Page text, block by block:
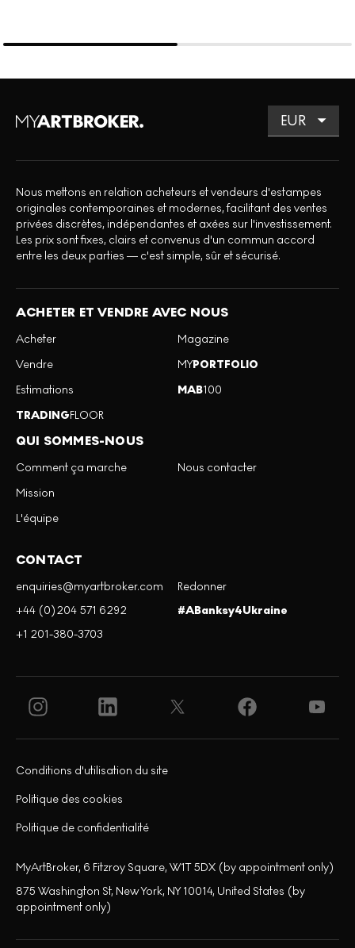
Nous mettons en relation acheteurs et vendeurs d'estampes
originales contemporaines et modernes, facilitant des ventes
privées discrètes, indépendantes et axées sur l'investissement.
Les prix sont fixes, clairs et convenus d'un commun accord
entre les deux parties — c'est simple, sûr et sécurisé.
ACHETER ET VENDRE AVEC NOUS
Acheter
Vendre
Estimations
TRADINGFLOOR
Magazine
MYPORTFOLIO
MAB100
QUI SOMMES-NOUS
Comment ça marche
Mission
L'équipe
Nous contacter
CONTACT
enquiries@myartbroker.com
+44 (0)204 571 6292
+1 201-380-3703
Redonner
#ABanksy4Ukraine
Politique de confidentialité
Politique des cookies
Conditions d'utilisation du site
MyArtBroker, 6 Fitzroy Square, W1T 5DX (by appointment only)
875 Washington St, New York, NY 10014, United States (by
appointment only)